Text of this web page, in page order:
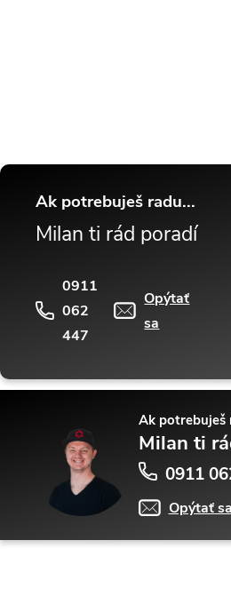
Ak potrebuješ radu...
Milan ti rád poradí
0911
062
447
Opýtať
sa
Ak potrebuješ
Milan ti
0911
Opýtať sa